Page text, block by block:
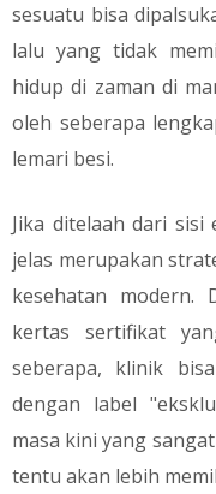
sesuatu bisa
lalu yang tidak
hidup di zaman di
oleh seberapa
lemari besi.
​Jika ditelaah dari
jelas merupakan
kesehatan modern.
kertas sertifikat
seberapa, klinik
dengan label
masa kini yang
tentu akan lebih